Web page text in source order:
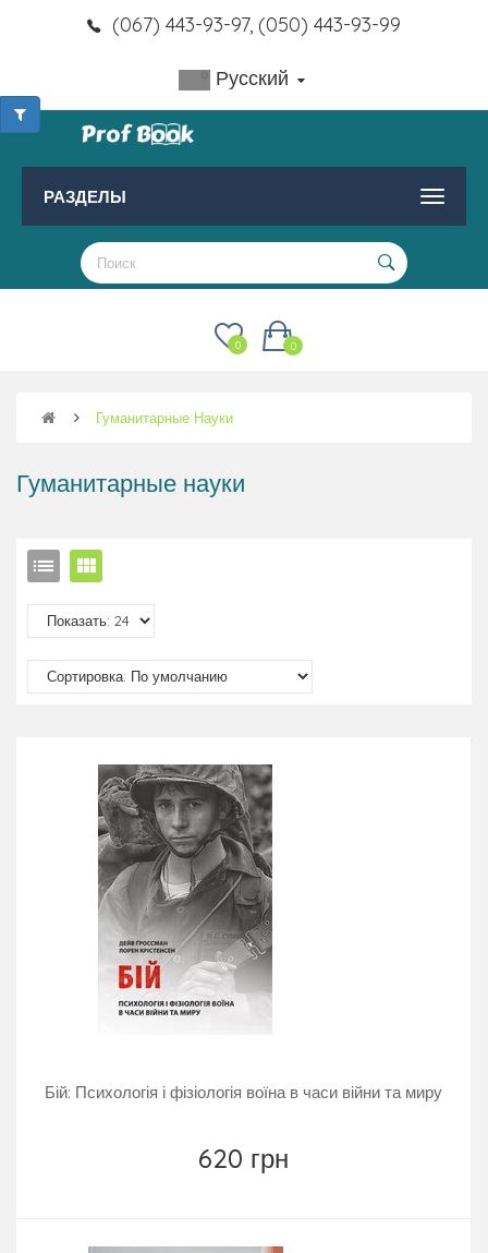
(067) 443-93-97, (050) 443-93-99
Русский
РАЗДЕЛЫ
0
0
Гуманитарные Науки
Гуманитарные науки
Бій: Психологія і фізіологія воїна в часи війни та миру
620 грн